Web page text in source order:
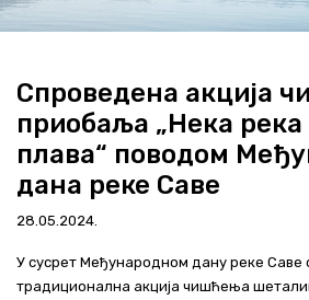
ВИС
Програми и извештаји
Актуелно
Контакт
+381 11 311 94 00
Спроведена акција
приобаља „Нека
плава“ поводом
дана реке Саве
28.05.2024.
У сусрет Међународном дану реке Саве
традиционална акција чишћења